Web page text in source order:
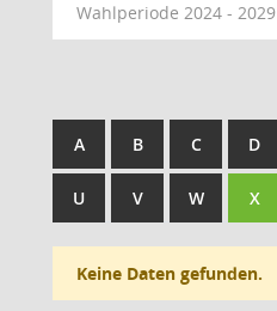
Wahlperiode 2024 - 2029
A B C D
U V W X
Keine Daten gefunden.